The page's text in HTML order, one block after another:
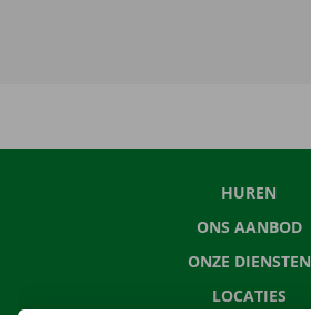
HUREN
ONS AANBOD
ONZE DIENSTEN
LOCATIES